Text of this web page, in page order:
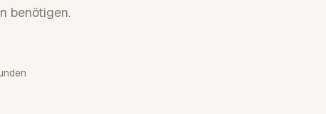
benötigen.